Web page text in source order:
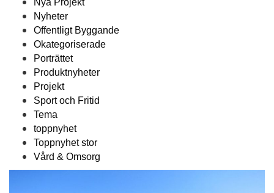
Nya Projekt
Nyheter
Offentligt Byggande
Okategoriserade
Porträttet
Produktnyheter
Projekt
Sport och Fritid
Tema
toppnyhet
Toppnyhet stor
Vård & Omsorg